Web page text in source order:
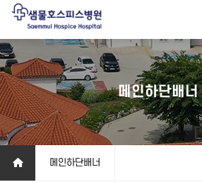
메인하단배너
메인하단배너